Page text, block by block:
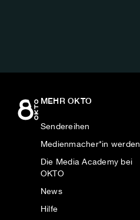
MEHR OKTO
Sendereihen
Medienmacher*in werden
Die Media Academy bei
OKTO
News
Hilfe